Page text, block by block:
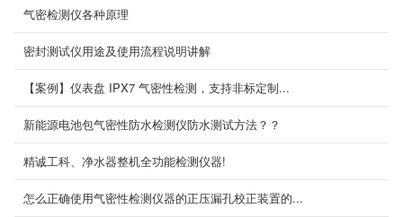
气密检测仪各种原理
密封测试仪用途及使用流程说明讲解
【案例】仪表盘 IPX7 气密性检测，支持非标定制...
新能源电池包气密性防水检测仪防水测试方法？？
精诚工科、净水器整机全功能检测仪器!
怎么正确使用气密性检测仪器的正压漏孔校正装置的...
压铸件密封测试
压铸件密封性测试设备定制
马桶水箱组件
马桶水箱组件气密性防水测试